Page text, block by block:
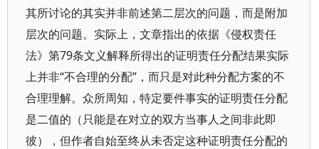
其所讨论的其实并非前述第二层次的问题，而是附加
层次的问题。实际上，文章指出的依据《侵权责任
法》第79条文义解释所得出的证明责任分配结果实际
上并非“不合理的分配”，而只是对此种分配方案的不
合理理解。众所周知，特定要件事实的证明责任分配
是二值的（只能是在对立的双方当事人之间非此即
彼），但作者自始至终从未否定这种证明责任分配的